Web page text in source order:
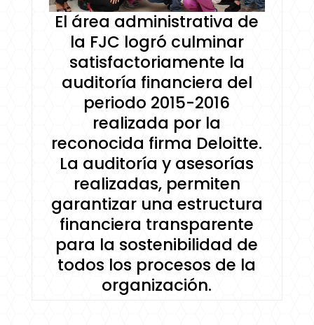
El área administrativa de
la FJC logró culminar
satisfactoriamente la
auditoría financiera del
periodo 2015-2016
realizada por la
reconocida firma Deloitte.
La auditoría y asesorías
realizadas, permiten
garantizar una estructura
financiera transparente
para la sostenibilidad de
todos los procesos de la
organización.